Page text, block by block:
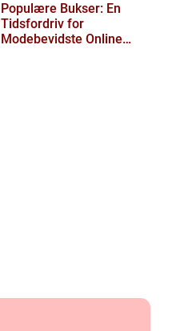
Populære Bukser: En
Tidsfordriv for
Modebevidste Online